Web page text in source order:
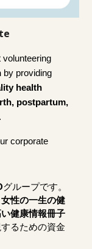
volunteering
by providing
health
postpartum,
corporate
グループです。
女性の一生の健
健康情報冊子
るための資金